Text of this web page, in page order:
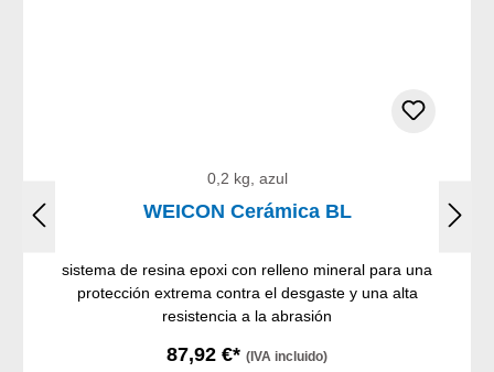
0,2 kg, azul
WEICON Cerámica BL
sistema de resina epoxi con relleno mineral para una
protección extrema contra el desgaste y una alta
resistencia a la abrasión
87,92 €* (IVA incluido)